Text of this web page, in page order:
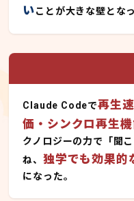
いことが大きな壁とな
Claude Codeで再生
価・シンクロ再生
クノロジーの力で「聞
ね、独学でも効果的
になった。